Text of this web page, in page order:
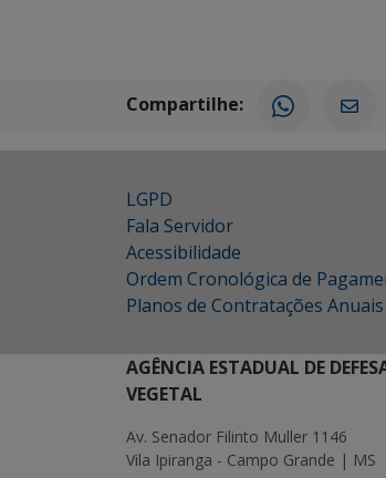
Compartilhe:
LGPD
Fala Servidor
Acessibilidade
Ordem Cronológica de
Planos de Contratações Anuais
AGÊNCIA ESTADUAL DE
VEGETAL
Av. Senador Filinto Muller 1146
Vila Ipiranga - Campo Grande | MS